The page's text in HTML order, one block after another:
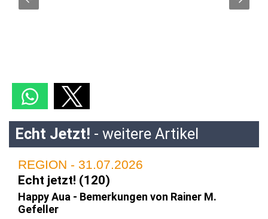
Echt Jetzt! - weitere Artikel
REGION - 31.07.2026
Echt jetzt! (120)
Happy Aua - Bemerkungen von Rainer M.
Gefeller